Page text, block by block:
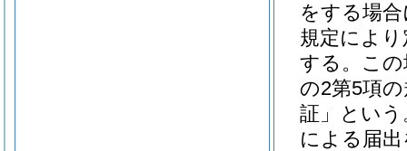
をする場
規定によ
する。 こ
の2第5項
証」という
による届